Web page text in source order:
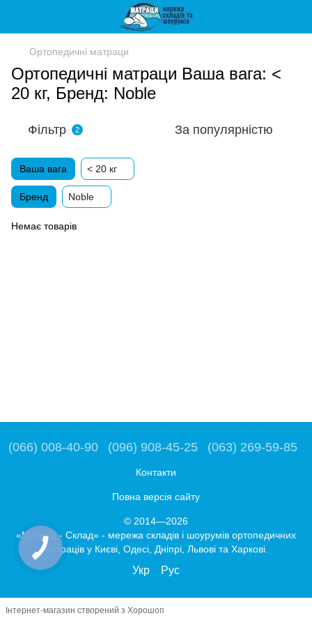
Ортопедичні матраци
Ортопедичні матраци Ваша вага: <
20 кг, Бренд: Noble
Фільтр 2 За популярністю
Ваша вага < 20 кг
Бренд Noble
Немає товарів
(066) 008-40-90 (096) 908-45-25 (063) 269-59-85
Контакти
Повна версія сайту
© 2014—2026
«Матрац - Склад» - мережа складів і шоурумів ортопедичних
матраців у Києві, Одесі, Дніпрі, Львові та Харкові.
Укр Рус
Інтернет-магазин створений з Хорошоп